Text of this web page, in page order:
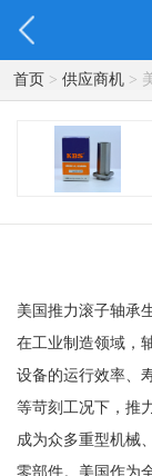
首页> 供应商机>
美国推力滚子轴承
在工业制造领域，
设备的运行效率、
等苛刻工况下，推
成为众多重型机械
零部件。美国作为